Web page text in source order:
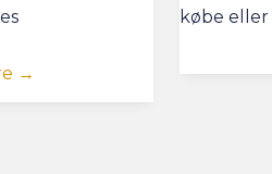
→
købe